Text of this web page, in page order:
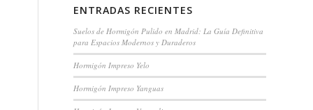
ENTRADAS RECIENTES
Suelos de Hormigón Pulido en Madrid: La Guía Definitiva
para Espacios Modernos y Duraderos
Hormigón Impreso Yelo
Hormigón Impreso Yanguas